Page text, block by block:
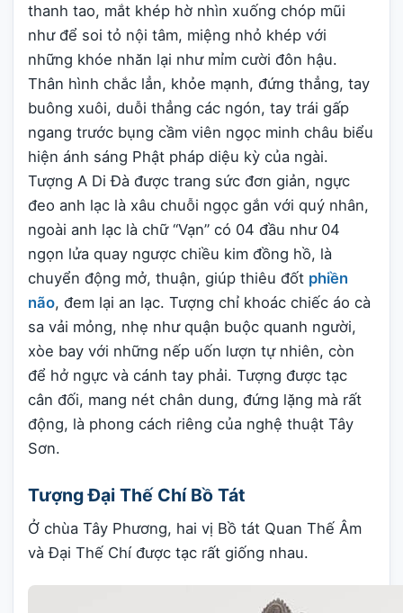
thanh tao, mắt khép hờ nhìn xuống chóp mũi
như để soi tỏ nội tâm, miệng nhỏ khép với
những khóe nhăn lại như mỉm cười đôn hậu.
Thân hình chắc lẳn, khỏe mạnh, đứng thẳng, tay
buông xuôi, duỗi thẳng các ngón, tay trái gấp
ngang trước bụng cầm viên ngọc minh châu biểu
hiện ánh sáng Phật pháp diệu kỳ của ngài.
Tượng A Di Đà được trang sức đơn giản, ngực
đeo anh lạc là xâu chuỗi ngọc gắn với quý nhân,
ngoài anh lạc là chữ “Vạn” có 04 đầu như 04
ngọn lửa quay ngược chiều kim đồng hồ, là
chuyển động mở, thuận, giúp thiêu đốt phiền
não, đem lại an lạc. Tượng chỉ khoác chiếc áo cà
sa vải mỏng, nhẹ như quận buộc quanh người,
xòe bay với những nếp uốn lượn tự nhiên, còn
để hở ngực và cánh tay phải. Tượng được tạc
cân đối, mang nét chân dung, đứng lặng mà rất
động, là phong cách riêng của nghệ thuật Tây
Sơn.
Tượng Đại Thế Chí Bồ Tát
Ở chùa Tây Phương, hai vị Bồ tát Quan Thế Âm
và Đại Thế Chí được tạc rất giống nhau.